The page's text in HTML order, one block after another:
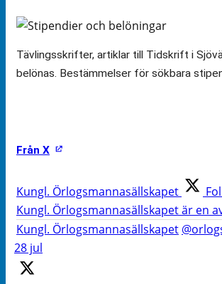
Tävlingsskrifter, artiklar till Tidskrift i
belönas. Bestämmelser för sökbara
Från X
Kungl. Örlogsmannasällskapet
Kungl. Örlogsmannasällskapet är en
Kungl. Örlogsmannasällskapet
28 jul